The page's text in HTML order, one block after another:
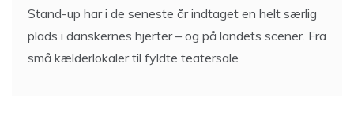
Stand-up har i de seneste år indtaget en helt særlig
plads i danskernes hjerter – og på landets scener. Fra
små kælderlokaler til fyldte teatersale